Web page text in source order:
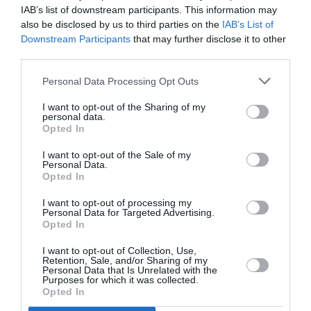
IAB’s list of downstream participants. This information may
also be disclosed by us to third parties on the IAB’s List of
Downstream Participants that may further disclose it to other
Personal Data Processing Opt Outs
I want to opt-out of the Sharing of my
personal data.
Opted In
I want to opt-out of the Sale of my
Personal Data.
Opted In
I want to opt-out of processing my
Personal Data for Targeted Advertising.
Opted In
I want to opt-out of Collection, Use,
Retention, Sale, and/or Sharing of my
Personal Data that Is Unrelated with the
Purposes for which it was collected.
Opted In
οικογένειες με
παιδιά έρχεται
στο Βιομηχανικό
Μουσείο
Φωταερίου
ΑΠΟ: 19/06/2023 ΕΩΣ:
14/07/2023
Summer Camp
στην Τεχνόπολη
από το
Βιομηχανικό
Μουσείο
Φωταερίου
To Βιομηχανικό
Μουσείο